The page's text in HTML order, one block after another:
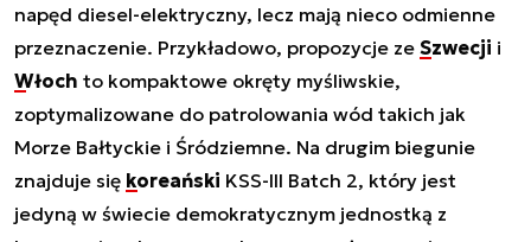
napęd diesel-elektryczny, lecz mają nieco odmienne
przeznaczenie. Przykładowo, propozycje ze Szwecji i
Włoch to kompaktowe okręty myśliwskie,
zoptymalizowane do patrolowania wód takich jak
Morze Bałtyckie i Śródziemne. Na drugim biegunie
znajduje się koreański KSS-III Batch 2, który jest
jedyną w świecie demokratycznym jednostką z